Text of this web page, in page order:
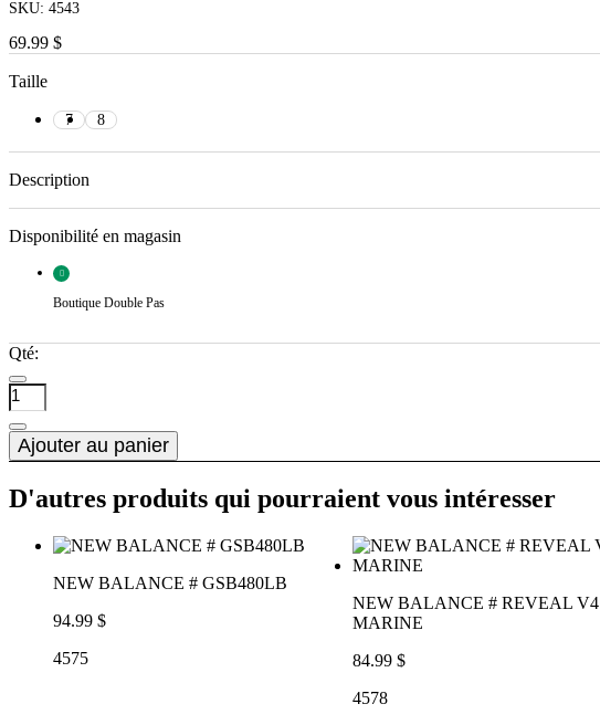
SKU: 4543
69.99 $
Taille
7 8
Description
Disponibilité en magasin
Boutique Double Pas
Qté:
Ajouter au panier
D'autres produits qui pourraient vous intéresser
NEW BALANCE # GSB480LB
94.99 $
4575
NEW BALANCE # REVEAL V4
MARINE
84.99 $
4578